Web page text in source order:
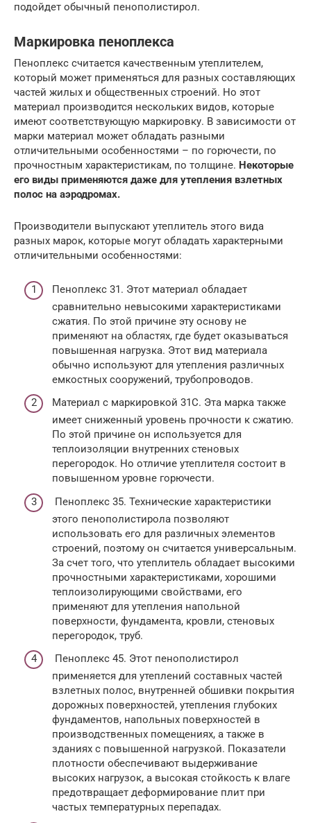
подойдет обычный пенополистирол.
Маркировка пеноплекса
Пеноплекс считается качественным утеплителем,
который может применяться для разных составляющих
частей жилых и общественных строений. Но этот
материал производится нескольких видов, которые
имеют соответствующую маркировку. В зависимости от
марки материал может обладать разными
отличительными особенностями – по горючести, по
прочностным характеристикам, по толщине. Некоторые
его виды применяются даже для утепления взлетных
полос на аэродромах.
Производители выпускают утеплитель этого вида
разных марок, которые могут обладать характерными
отличительными особенностями:
Пеноплекс 31. Этот материал обладает
сравнительно невысокими характеристиками
сжатия. По этой причине эту основу не
применяют на областях, где будет оказываться
повышенная нагрузка. Этот вид материала
обычно используют для утепления различных
емкостных сооружений, трубопроводов.
Материал с маркировкой 31С. Эта марка также
имеет сниженный уровень прочности к сжатию.
По этой причине он используется для
теплоизоляции внутренних стеновых
перегородок. Но отличие утеплителя состоит в
повышенном уровне горючести.
Пеноплекс 35. Технические характеристики
этого пенополистирола позволяют
использовать его для различных элементов
строений, поэтому он считается универсальным.
За счет того, что утеплитель обладает высокими
прочностными характеристиками, хорошими
теплоизолирующими свойствами, его
применяют для утепления напольной
поверхности, фундамента, кровли, стеновых
перегородок, труб.
Пеноплекс 45. Этот пенополистирол
применяется для утеплений составных частей
взлетных полос, внутренней обшивки покрытия
дорожных поверхностей, утепления глубоких
фундаментов, напольных поверхностей в
производственных помещениях, а также в
зданиях с повышенной нагрузкой. Показатели
плотности обеспечивают выдерживание
высоких нагрузок, а высокая стойкость к влаге
предотвращает деформирование плит при
частых температурных перепадах.